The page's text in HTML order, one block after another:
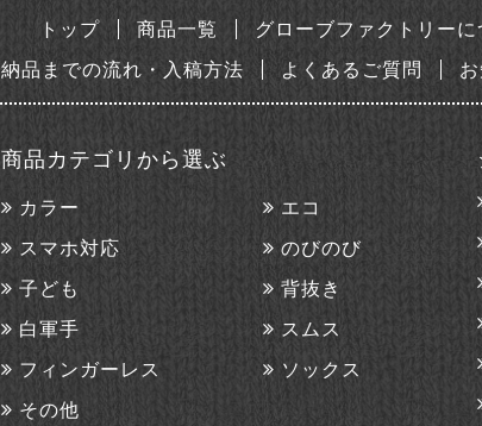
トップ 商品一覧 グローブファクトリーに
納品までの流れ・入稿方法
よくあるご質問
商品カテゴリから選ぶ
カラー
エコ
スマホ対応
のびのび
子ども
背抜き
白軍手
スムス
フィンガーレス
ソックス
その他